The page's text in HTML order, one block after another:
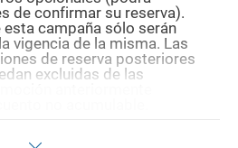
de confirmar su reserva).
campaña sólo serán
vigencia de la misma. Las
de reserva posteriores
excluidas de las